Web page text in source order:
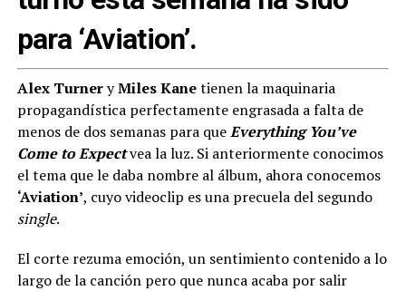
para ‘Aviation’.
Alex TurneryMiles Kanetienen la maquinaria
propagandística perfectamente engrasada a falta de
menos de dos semanas para queEverything You’ve
Come to Expectvea la luz. Si anteriormente conocimos
el tema que le daba nombre al álbum, ahora conocemos
‘Aviation’, cuyo videoclip es una precuela del segundo
single.
El corte rezuma emoción, un sentimiento contenido a lo
largo de la canción pero que nunca acaba por salir